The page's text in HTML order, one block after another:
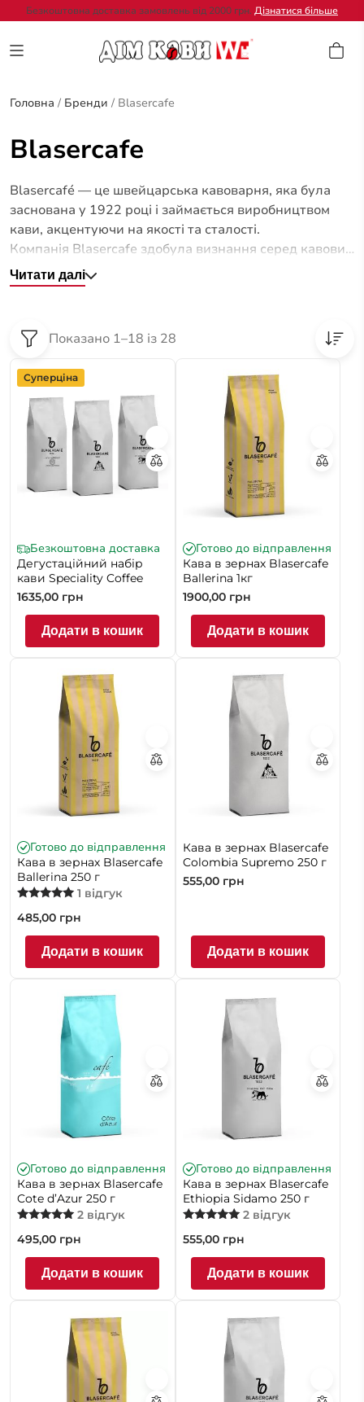
Безкоштовна доставка замовлень від 2000 грн. Дізнатися більше
Головна / Бренди / Blasercafe
Blasercafe
Blasercafé — це швейцарська кавоварня, яка була
заснована у 1922 році і займається виробництвом
кави, акцентуючи на якості та сталості.
Компанія Blasercafe здобула визнання серед кавових
гурманів, завдяки вибору високоякісної зеленої кави
з 22 країн. Компанія Блейзер налаштована на
стандартам якості. Blasercafe стала першою
швейцарською компанією, яка вступила до
італійської організації Caffè Speciali Certificati у 2007
році, що свідчить про високі стандарти виробництва.
Читати далі
Показано 1–18 із 28
Суперціна
Безкоштовна доставка
Дегустаційний набір
кави Speciality Coffee
1635,00 грн
Додати в кошик
Готово до відправлення
Кава в зернах Blasercafe
Ballerina 1кг
1900,00 грн
Додати в кошик
Готово до відправлення
Кава в зернах Blasercafe
Ballerina 250 г
5.00
1 відгук
485,00 грн
Додати в кошик
Кава в зернах Blasercafe
Colombia Supremo 250 г
555,00 грн
Додати в кошик
Готово до відправлення
Кава в зернах Blasercafe
Cote d’Azur 250 г
5.00
2 відгук
495,00 грн
Додати в кошик
Готово до відправлення
Кава в зернах Blasercafe
Ethiopia Sidamo 250 г
5.00
2 відгук
555,00 грн
Додати в кошик